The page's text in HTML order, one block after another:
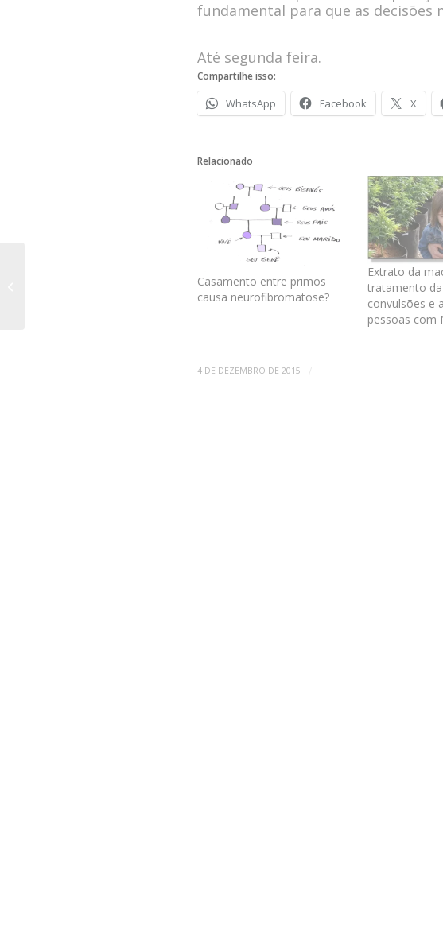
fundamental para que as decisões
Até segunda feira.
Compartilhe isso:
WhatsApp Facebook X
Relacionado
Casamento entre primos
causa neurofibromatose?
Extrato da
tratamento
convulsões e
pessoas com
4 DE DEZEMBRO DE 2015